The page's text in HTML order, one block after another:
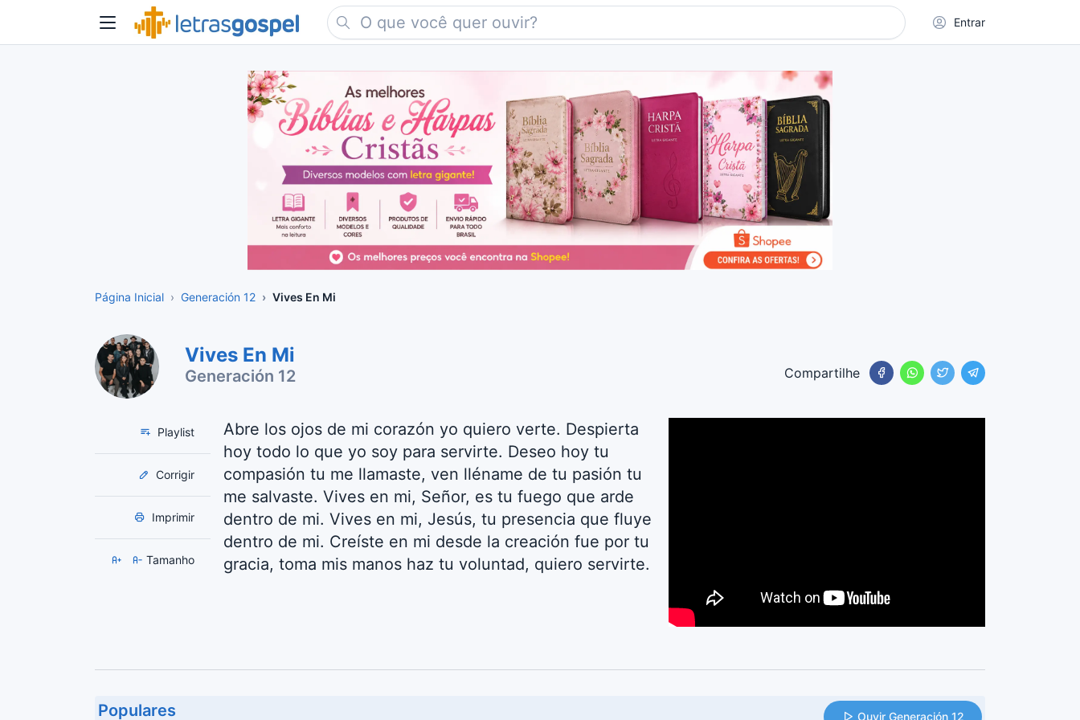
Entrar
Página Inicial Generación 12 Vives En Mi
Vives En Mi
Generación 12 Compartilhe
Playlist
Corrigir
Imprimir
Tamanho
Abre los ojos de mi corazón yo quiero verte. Despierta
hoy todo lo que yo soy para servirte. Deseo hoy tu
compasión tu me llamaste, ven lléname de tu pasión tu
me salvaste. Vives en mi, Señor, es tu fuego que arde
dentro de mi. Vives en mi, Jesús, tu presencia que fluye
dentro de mi. Creíste en mi desde la creación fue por tu
gracia, toma mis manos haz tu voluntad, quiero servirte.
Populares Ouvir Generación 12